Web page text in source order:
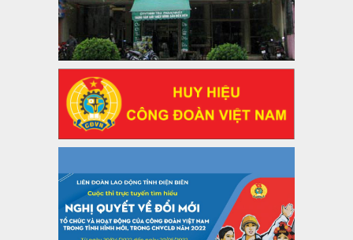
37/HD-TLĐ
Hướng dẫn Công đoàn với việc tổ chức và hoạt động của
Ban Thanh tra Nhân dân
Thời gian đăng: 27/12/2024
lượt xem: 4939 | lượt tải:1349
35/HD-TLĐ
Hướng dẫn thực hiện một số nội dung chi liên quan đến
công tác kiểm tra, giám sát tại Công đoàn cơ sở
Thời gian đăng: 27/12/2024
50/2024/QH/15
Luật Công đoàn 2024
Thời gian đăng: 25/12/2024
lượt xem: 4220 | lượt tải:318